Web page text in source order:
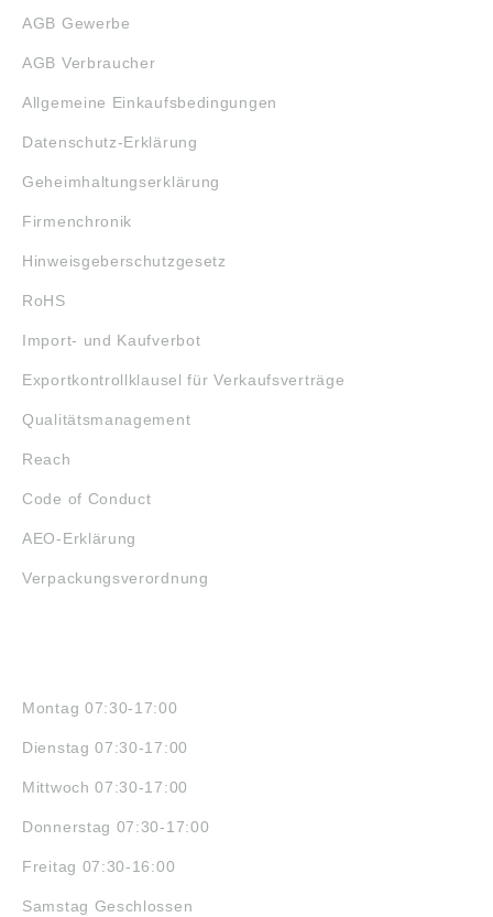
AGB Gewerbe
AGB Verbraucher
Allgemeine Einkaufsbedingungen
Datenschutz-Erklärung
Geheimhaltungserklärung
Firmenchronik
Hinweisgeberschutzgesetz
RoHS
Import- und Kaufverbot
Exportkontrollklausel für Verkaufsverträge
Qualitätsmanagement
Reach
Code of Conduct
AEO-Erklärung
Verpackungsverordnung
Montag 07:30-17:00
Dienstag 07:30-17:00
Mittwoch 07:30-17:00
Donnerstag 07:30-17:00
Freitag 07:30-16:00
Samstag Geschlossen